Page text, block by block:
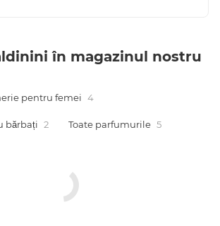
în magazinul nostru
pentru femei 4
bărbați 2 Toate parfumurile 5